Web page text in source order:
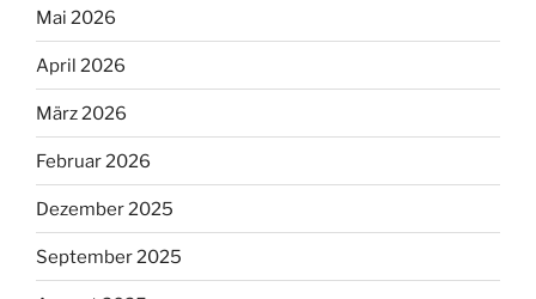
Mai 2026
April 2026
März 2026
Februar 2026
Dezember 2025
September 2025